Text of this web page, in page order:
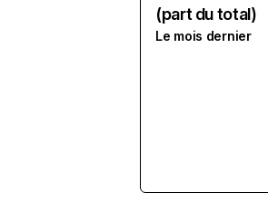
(part du total)
Le mois dernier